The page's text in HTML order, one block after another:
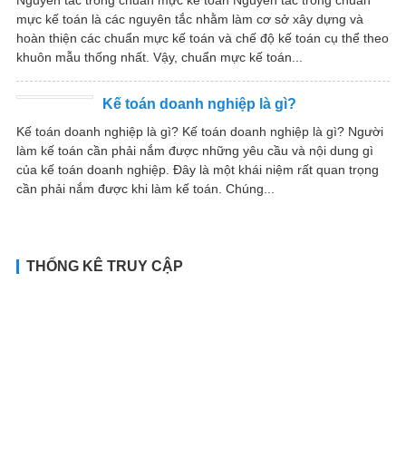
mực kế toán là các nguyên tắc nhằm làm cơ sở xây dựng và
hoàn thiện các chuẩn mực kế toán và chế độ kế toán cụ thể theo
khuôn mẫu thống nhất. Vậy, chuẩn mực kế toán...
Kế toán doanh nghiệp là gì?
Kế toán doanh nghiệp là gì? Kế toán doanh nghiệp là gì? Người
làm kế toán cần phải nắm được những yêu cầu và nội dung gì
của kế toán doanh nghiệp. Đây là một khái niệm rất quan trọng
cần phải nắm được khi làm kế toán. Chúng...
THỐNG KÊ TRUY CẬP